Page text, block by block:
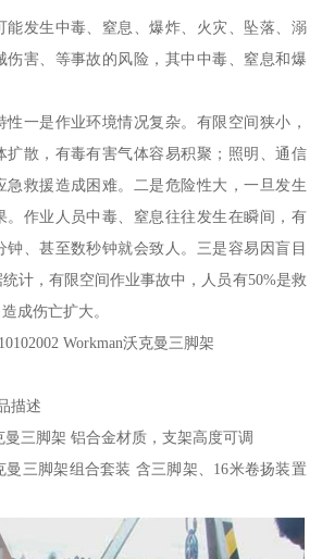
能发生中毒、窒息、爆炸、火灾、坠落、溺
伤害、等事故的风险，其中中毒、窒息和爆
一是作业环境情况复杂。有限空间狭小，
扩散，有毒有害气体容易积聚；照明、通信
急救援造成困难。二是危险性大，一旦发生
。作业人员中毒、窒息往往发生在瞬间，有
钟、甚至数秒钟就会致人。三是容易因盲目
计，有限空间作业事故中，人员有50%是救
成伤亡扩大。
Workman沃克曼三脚架
描述
曼三脚架 铝合金材质，支架高度可调
曼三脚架组合套装 含三脚架、16米卷扬装置